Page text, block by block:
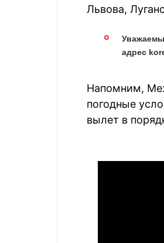
Львова,
адрес
Напомним,
погодные
вылет в